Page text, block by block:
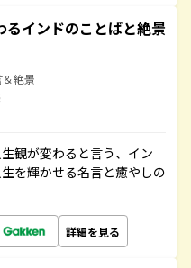
るインドのことばと絶景
絶景
観が変わると言う、イン
を輝かせる名言と癒やしの
詳細を見る